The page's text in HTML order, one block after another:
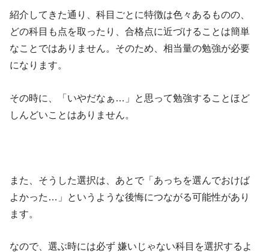
紹介してきた通り、科目ごとに特徴は色々あるものの、
どの科目も点を取ったり、合格点に近づけることは簡単
なことではありません。そのため、相当量の勉強が必要
になります。
その時に、「いやだなぁ…」と思って勉強することほど
しんどいことはありません。
また、そうした選択は、あとで「あっちを選んでおけば
よかった…」というような後悔につながる可能性があり
ます。
なので、選ぶ時には必ず 嫌いじゃない科目を選択するよ